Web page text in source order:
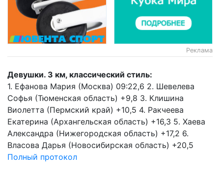
Реклама
Девушки. 3 км, классический стиль:
1. Ефанова Мария (Москва) 09:22,6 2. Шевелева
Софья (Тюменская область) +9,8 3. Клишина
Виолетта (Пермский край) +10,5 4. Ракчеева
Екатерина (Архангельская область) +16,3 5. Хаева
Александра (Нижегородская область) +17,2 6.
Власова Дарья (Новосибирская область) +20,5
Полный протокол